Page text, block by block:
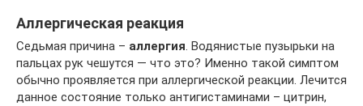
Аллергическая реакция
Седьмая причина – аллергия. Водянистые пузырьки на
пальцах рук чешутся — что это? Именно такой симптом
обычно проявляется при аллергической реакции. Лечится
данное состояние только антигистаминами – цитрин,